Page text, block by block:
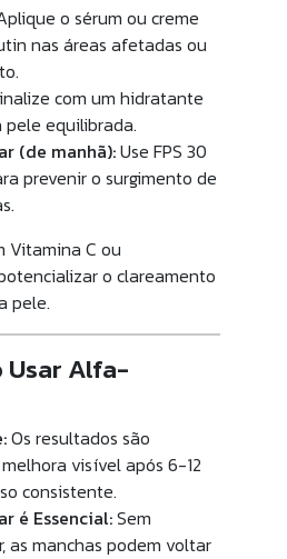
o sérum ou creme
nas áreas afetadas ou
com um hidratante
equilibrada.
(de manhã):Use FPS 30
prevenir o surgimento de
Vitamina C ou
o clareamento
pele.
Usar Alfa-
Os resultados são
visível após 6-12
consistente.
é Essencial:Sem
as manchas podem voltar